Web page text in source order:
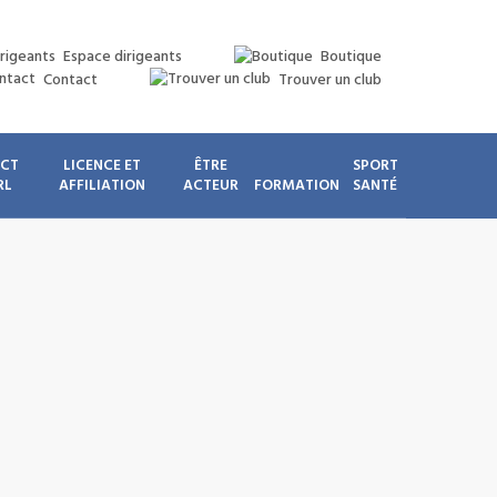
Espace dirigeants
Boutique
Contact
Trouver un club
LICENCE ET
AFFILIATION
ÊTRE
ACTEUR
FORMATION
SPORT
SANTÉ